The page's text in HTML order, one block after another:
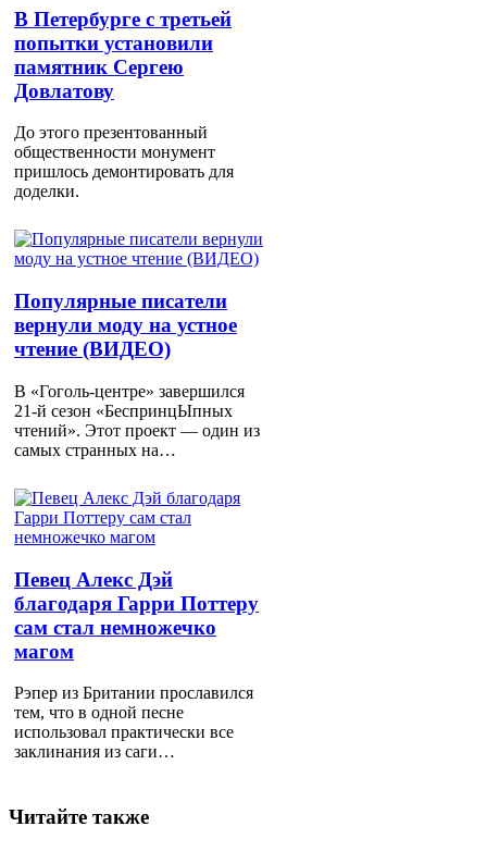
В Петербурге с третьей
попытки установили
памятник Сергею
Довлатову
До этого презентованный
общественности монумент
пришлось демонтировать для
доделки.
Популярные писатели
вернули моду на устное
чтение (ВИДЕО)
В «Гоголь-центре» завершился
21-й сезон «БеспринцЫпных
чтений». Этот проект — один из
самых странных на…
Певец Алекс Дэй
благодаря Гарри Поттеру
сам стал немножечко
магом
Рэпер из Британии прославился
тем, что в одной песне
использовал практически все
заклинания из саги…
Читайте также